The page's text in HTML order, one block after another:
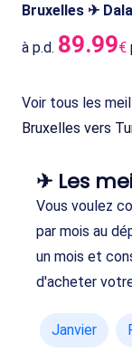
Bruxelles ✈
à p.d. 89.99€
Voir tous les
Bruxelles vers
✈ Les
Vous voulez
par mois au
un mois et
d'acheter
Janvier